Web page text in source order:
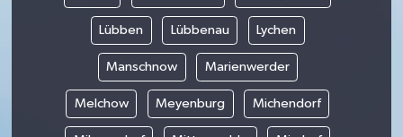
Lübben Lübbenau Lychen
Manschnow Marienwerder
Melchow Meyenburg Michendorf